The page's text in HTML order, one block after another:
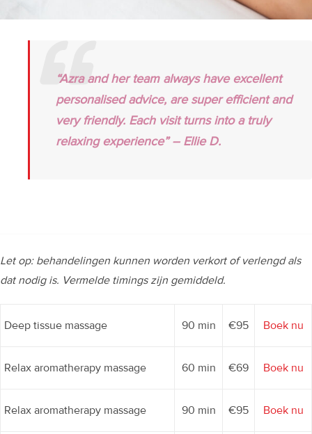
“Azra and her team always have excellent
personalised advice, are super efficient and
very friendly. Each visit turns into a truly
relaxing experience” – Ellie D.
Let op: behandelingen kunnen worden verkort of verlengd als
dat nodig is. Vermelde timings zijn gemiddeld.
Deep tissue massage 90 min €95 Boek nu
Relax aromatherapy massage 60 min €69 Boek nu
Relax aromatherapy massage 90 min €95 Boek nu